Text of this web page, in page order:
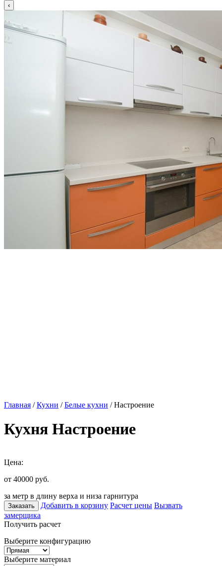
Главная /Кухни /Белые кухни / Настроение
Кухня Настроение
Цена:
от 40000 руб.
за метр в длину верха и низа гарнитура
Заказать Добавить в корзину Расчет цены Вызвать
замерщика
Получить расчет
Выберите конфигурацию
Выберите материал